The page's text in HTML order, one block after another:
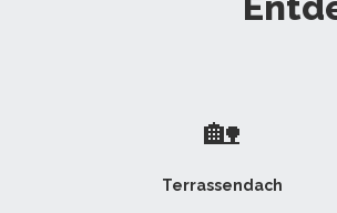
🏡
Terrassendach